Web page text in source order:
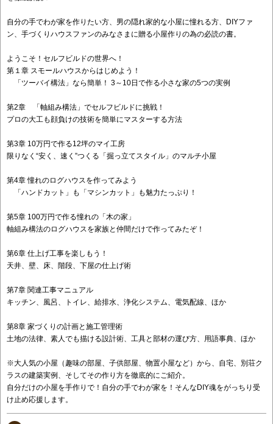
自分の手でわが家を作りたい方、男の隠れ家的な小屋に憧れる方、DIYファ
ン、手づくりハウスファンのみなさまに贈る小屋作りの為の必読の書。
ようこそ！セルフビルドの世界へ！
第１章 スモールハウスからはじめよう！
「ツーバイ構法」なら簡単！ 3～10日で作る小さな家の5つの実例
第2章 「軸組み構法」でセルフビルドに挑戦！
プロの大工も顔負けの技術を簡単にマスターする方法
第3章 10万円で作る12坪のマイ工房
限りなく“安く、速く”つくる「掘っ立てスタイル」のマルチ小屋
第4章 憧れのログハウスを作ってみよう
「ハンドカット」も「マシンカット」も魅力たっぷり！
第5章 100万円で作る憧れの「木の家」
軸組み構法のログハウスを家族と仲間だけで作ってみたぞ！
第6章 仕上げ工事を楽しもう！
天井、壁、床、階段、下屋の仕上げ術
第7章 関連工事マニュアル
キッチン、風呂、トイレ、給排水、浄化システム、電気配線、ほか
第8章 家づくりの計画と施工管理術
土地の法律、素人でも描ける設計術、工具と部材の運び方、用語事典、ほか
※大人気の小屋（趣味の部屋、子供部屋、物置小屋など）から、自宅、別荘ク
ラスの建築実例、そしてその作り方を徹底的にご紹介。
自分だけの小屋を手作りで！自分の手でわが家を！そんなDIY魂をがっちり受
け止め応援します。